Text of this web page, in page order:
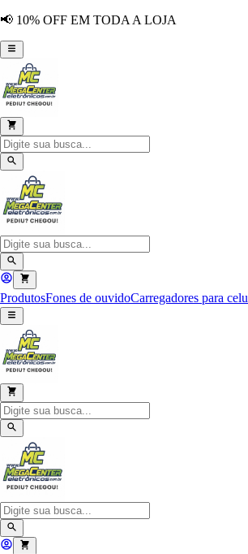
📢 10% OFF EM TODA A LOJA
ProdutosFones de ouvidoCarregadores para